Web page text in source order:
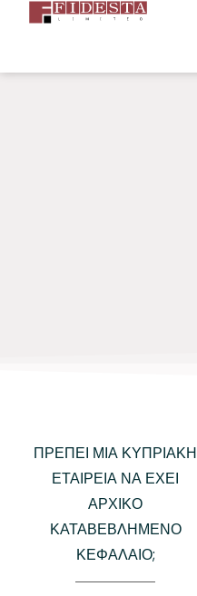
ΠΡΈΠΕΙ ΜΙΑ ΚΥΠΡΙΑΚΉ
ΕΤΑΙΡΕΊΑ ΝΑ ΈΧΕΙ
ΑΡΧΙΚΌ
ΚΑΤΑΒΕΒΛΗΜΈΝΟ
ΚΕΦΆΛΑΙΟ;